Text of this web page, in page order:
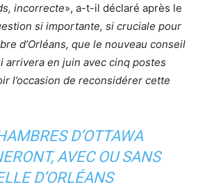
incorrecte», a-t-il déclaré après le
si importante, si cruciale pour
d’Orléans, que le nouveau conseil
arrivera en juin avec cinq postes
l’occasion de reconsidérer cette
D’OTTAWA
AVEC OU SANS
D’ORLÉANS